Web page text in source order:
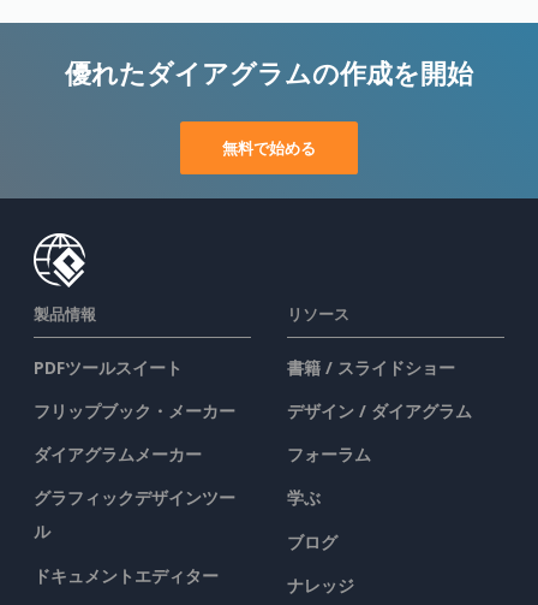
優れたダイアグラムの作成を開始
無料で始める
製品情報
PDFツールスイート
フリップブック・メーカー
ダイアグラムメーカー
グラフィックデザインツー
ル
ドキュメントエディター
リソース
書籍 / スライドショー
デザイン / ダイアグラム
フォーラム
学ぶ
ブログ
ナレッジ